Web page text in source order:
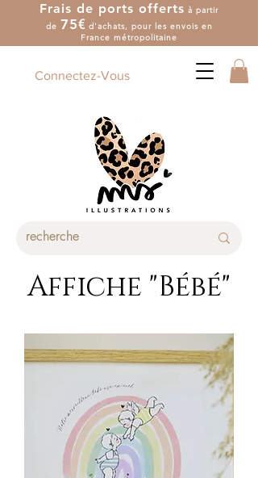
Frais de ports offerts à partir
de 75€ d'achats, pour les envois en
France métropolitaine
Connectez-Vous
Affiche "Bébé"